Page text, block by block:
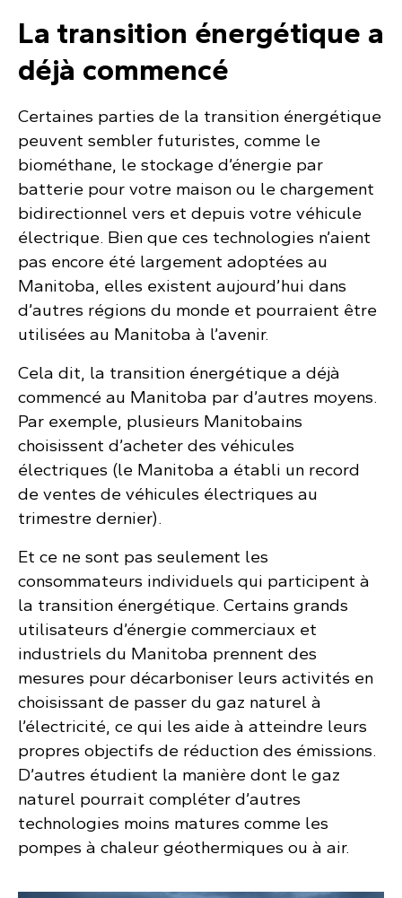
La transition énergétique a
déjà commencé
Certaines parties de la transition énergétique
peuvent sembler futuristes, comme le
biométhane, le stockage d’énergie par
batterie pour votre maison ou le chargement
bidirectionnel vers et depuis votre véhicule
électrique. Bien que ces technologies n’aient
pas encore été largement adoptées au
Manitoba, elles existent aujourd’hui dans
d’autres régions du monde et pourraient être
utilisées au Manitoba à l’avenir.
Cela dit, la transition énergétique a déjà
commencé au Manitoba par d’autres moyens.
Par exemple, plusieurs Manitobains
choisissent d’acheter des véhicules
électriques (le Manitoba a établi un record
de ventes de véhicules électriques au
trimestre dernier).
Et ce ne sont pas seulement les
consommateurs individuels qui participent à
la transition énergétique. Certains grands
utilisateurs d’énergie commerciaux et
industriels du Manitoba prennent des
mesures pour décarboniser leurs activités en
choisissant de passer du gaz naturel à
l’électricité, ce qui les aide à atteindre leurs
propres objectifs de réduction des émissions.
D’autres étudient la manière dont le gaz
naturel pourrait compléter d’autres
technologies moins matures comme les
pompes à chaleur géothermiques ou à air.